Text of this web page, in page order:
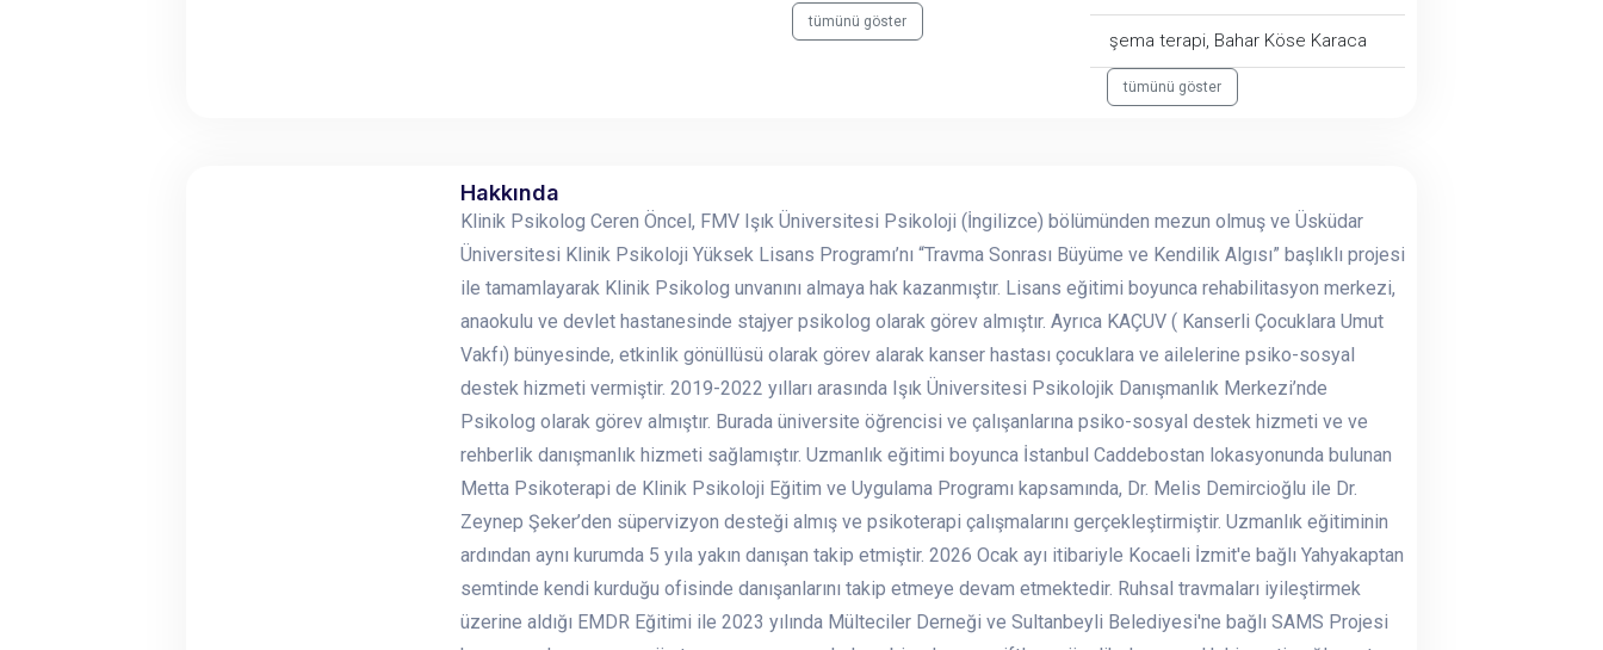
tümünü göster
şema terapi, Bahar Köse Karaca
tümünü göster
Hakkında
Klinik Psikolog Ceren Öncel, FMV Işık Üniversitesi Psikoloji (İngilizce) bölümünden mezun olmuş ve Üsküdar
Üniversitesi Klinik Psikoloji Yüksek Lisans Programı’nı “Travma Sonrası Büyüme ve Kendilik Algısı” başlıklı projesi
ile tamamlayarak Klinik Psikolog unvanını almaya hak kazanmıştır. Lisans eğitimi boyunca rehabilitasyon merkezi,
anaokulu ve devlet hastanesinde stajyer psikolog olarak görev almıştır. Ayrıca KAÇUV ( Kanserli Çocuklara Umut
Vakfı) bünyesinde, etkinlik gönüllüsü olarak görev alarak kanser hastası çocuklara ve ailelerine psiko-sosyal
destek hizmeti vermiştir. 2019-2022 yılları arasında Işık Üniversitesi Psikolojik Danışmanlık Merkezi’nde
Psikolog olarak görev almıştır. Burada üniversite öğrencisi ve çalışanlarına psiko-sosyal destek hizmeti ve ve
rehberlik danışmanlık hizmeti sağlamıştır. Uzmanlık eğitimi boyunca İstanbul Caddebostan lokasyonunda bulunan
Metta Psikoterapi de Klinik Psikoloji Eğitim ve Uygulama Programı kapsamında, Dr. Melis Demircioğlu ile Dr.
Zeynep Şeker’den süpervizyon desteği almış ve psikoterapi çalışmalarını gerçekleştirmiştir. Uzmanlık eğitiminin
ardından aynı kurumda 5 yıla yakın danışan takip etmiştir. 2026 Ocak ayı itibariyle Kocaeli İzmit'e bağlı Yahyakaptan
semtinde kendi kurduğu ofisinde danışanlarını takip etmeye devam etmektedir. Ruhsal travmaları iyileştirmek
üzerine aldığı EMDR Eğitimi ile 2023 yılında Mülteciler Derneği ve Sultanbeyli Belediyesi'ne bağlı SAMS Projesi